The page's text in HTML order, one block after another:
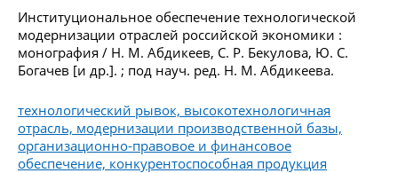
Институциональное обеспечение технологической
модернизации отраслей российской экономики :
монография / Н. М. Абдикеев, С. Р. Бекулова, Ю. С.
Богачев [и др.]. ; под науч. ред. Н. М. Абдикеева.
технологический рывок, высокотехнологичная
отрасль, модернизации производственной базы,
организационно-правовое и финансовое
обеспечение, конкурентоспособная продукция